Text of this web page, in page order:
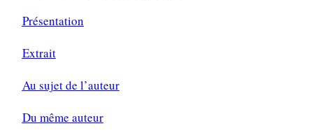
Présentation
Extrait
Au sujet de l’auteur
Du même auteur